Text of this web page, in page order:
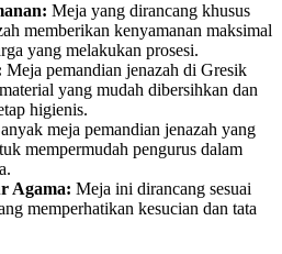
Meja yang dirancang khusus
memberikan kenyamanan maksimal
yang melakukan prosesi.
Meja pemandian jenazah di Gresik
yang mudah dibersihkan dan
higienis.
meja pemandian jenazah yang
mempermudah pengurus dalam
Agama: Meja ini dirancang sesuai
memperhatikan kesucian dan tata